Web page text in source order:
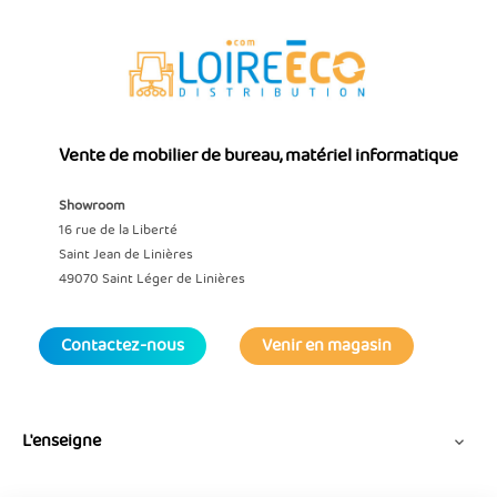
tout en profitant de prix attractifs.
Vente de mobilier de bureau, matériel informatique
Showroom
16 rue de la Liberté
Saint Jean de Linières
49070 Saint Léger de Linières
Contactez-nous Venir en magasin
L'enseigne 